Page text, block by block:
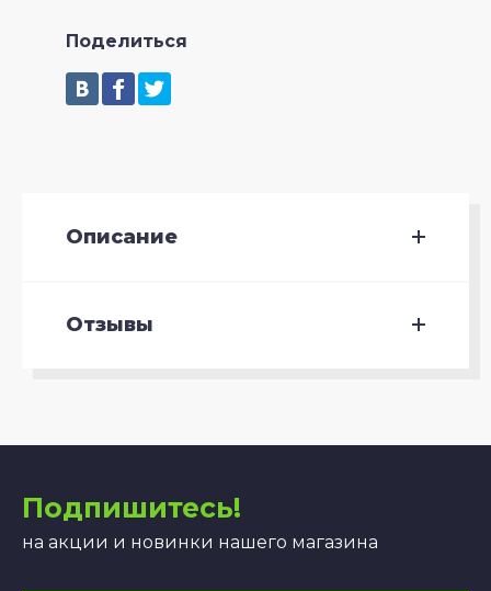
Поделиться
Описание
Отзывы
Подпишитесь!
на акции и новинки нашего магазина